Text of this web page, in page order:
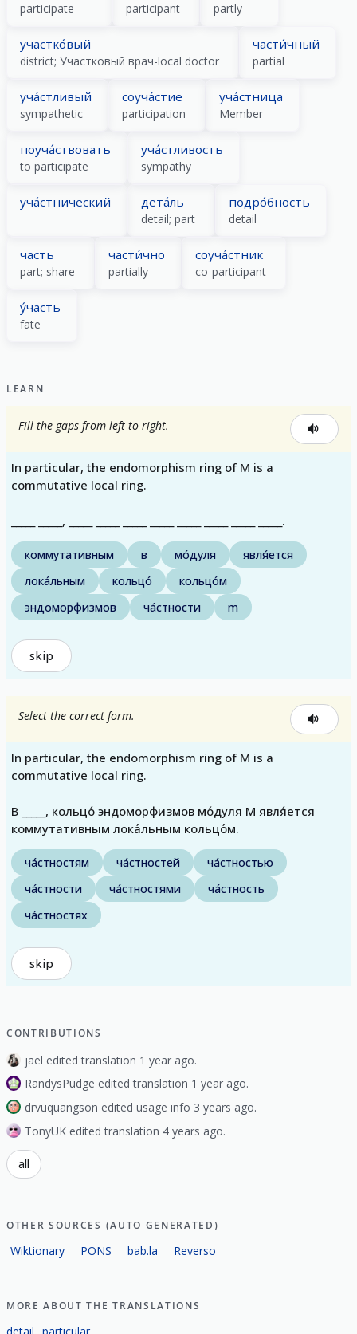
participate participant partly
участко́вый
district; Участковый врач-local doctor
части́чный
partial
уча́стливый
sympathetic
соуча́стие
participation
уча́стница
Member
поуча́ствовать
to participate
уча́стливость
sympathy
уча́стнический дета́ль
detail; part
подро́бность
detail
часть
part; share
части́чно
partially
соуча́стник
co-participant
у́часть
fate
LEARN
Fill the gaps from left to right.
In particular, the endomorphism ring of M is a
commutative local ring.
_____ _____, _____ _____ _____ _____ _____ _____ _____ _____.
коммутативным в мо́дуля
явля́ется
лока́льным
кольцо́
кольцо́м
эндоморфизмов
ча́стности m
skip
Select the correct form.
In particular, the endomorphism ring of M is a
commutative local ring.
В _____, кольцо́ эндоморфизмов мо́дуля M явля́ется
коммутативным лока́льным кольцо́м.
ча́стностям ча́стностей
ча́стностью
ча́стности
ча́стностями
ча́стность
ча́стностях
skip
CONTRIBUTIONS
jaël edited translation 1 year ago.
RandysPudge edited translation 1 year ago.
drvuquangson edited usage info 3 years ago.
TonyUK edited translation 4 years ago.
all
OTHER SOURCES (AUTO GENERATED)
Wiktionary PONS bab.la Reverso
MORE ABOUT THE TRANSLATIONS